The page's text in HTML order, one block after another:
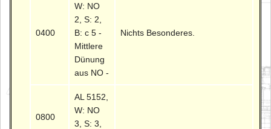
0400
W: NO
2, S: 2,
B: c 5 -
Mittlere
Dünung
aus NO -
Nichts Besonderes.
0800
AL 5152,
W: NO
3, S: 3,